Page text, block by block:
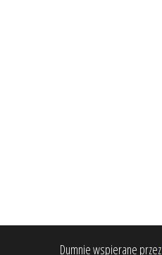
Dumnie wspierane przez